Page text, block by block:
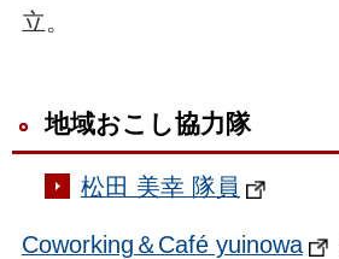
立。
地域おこし協力隊
松田 美幸 隊員
Coworking＆Café yuinowa